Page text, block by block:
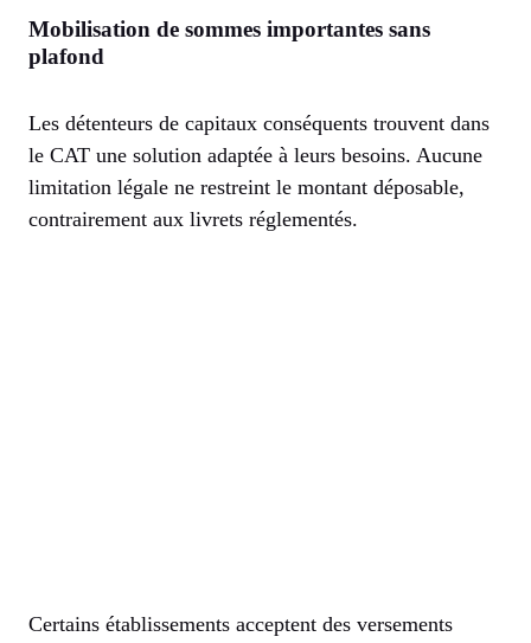
Mobilisation de sommes importantes sans
plafond
Les détenteurs de capitaux conséquents trouvent dans
le CAT une solution adaptée à leurs besoins. Aucune
limitation légale ne restreint le montant déposable,
contrairement aux livrets réglementés.
Certains établissements acceptent des versements